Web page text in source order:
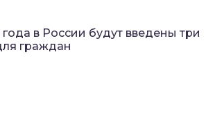
года в России будут введены три
граждан